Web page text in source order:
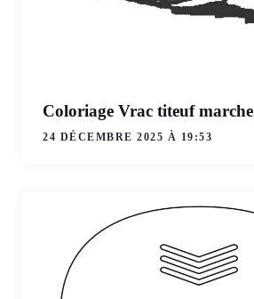
Coloriage Vrac titeuf marche
24 DÉCEMBRE 2025 À 19:53